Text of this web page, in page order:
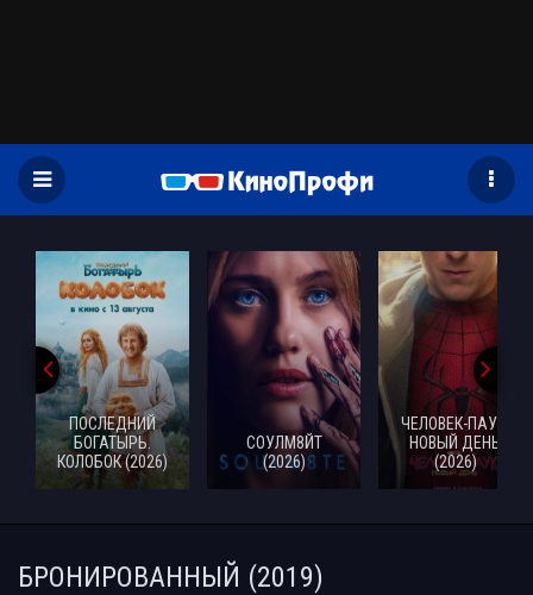
ПОСЛЕДНИЙ
БОГАТЫРЬ.
КОЛОБОК (2026)
СОУЛМ8ЙТ
(2026)
ЧЕЛОВЕК-ПАУК:
НОВЫЙ ДЕНЬ
(2026)
БРОНИРОВАННЫЙ (2019)